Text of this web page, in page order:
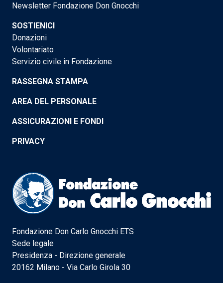
Newsletter Fondazione Don Gnocchi
SOSTIENICI
Donazioni
Volontariato
Servizio civile in Fondazione
RASSEGNA STAMPA
AREA DEL PERSONALE
ASSICURAZIONI E FONDI
PRIVACY
Fondazione Don Carlo Gnocchi ETS
Sede legale
Presidenza - Direzione generale
20162 Milano - Via Carlo Girola 30